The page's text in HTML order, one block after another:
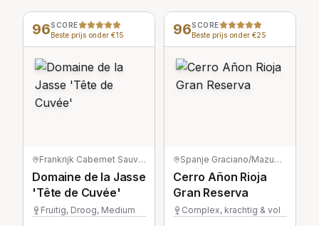
96SCORE
Beste prijs onder €15
Frankrijk· Cabernet Sauvignon
Domaine de la Jasse
'Tête de Cuvée'
Fruitig, Droog, Medium
96SCORE
Beste prijs onder €25
Spanje· Graciano/Mazuelo/Tempranillo
Cerro Añon Rioja
Gran Reserva
Complex, krachtig & vol